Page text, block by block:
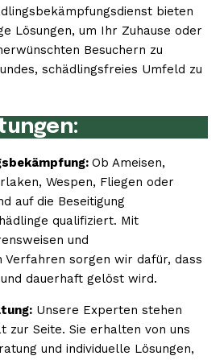
bieten
Lösungen, um Ihr Zuhause oder
Besuchern zu
schädlingsfreies Umfeld zu
Ob Ameisen,
Wespen, Fliegen oder
auf die Beseitigung
qualifiziert. Mit
und
sorgen wir dafür, dass
dauerhaft gelöst wird.
Unsere Experten stehen
zur Seite. Sie erhalten von uns
und individuelle Lösungen,